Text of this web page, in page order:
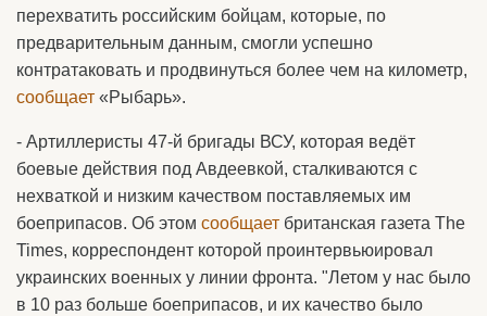
перехватить российским бойцам, которые, по
предварительным данным, смогли успешно
контратаковать и продвинуться более чем на километр,
сообщает «Рыбарь».
- Артиллеристы 47-й бригады ВСУ, которая ведёт
боевые действия под Авдеевкой, сталкиваются с
нехваткой и низким качеством поставляемых им
боеприпасов. Об этом сообщает британская газета The
Times, корреспондент которой проинтервьюировал
украинских военных у линии фронта. "Летом у нас было
в 10 раз больше боеприпасов, и их качество было